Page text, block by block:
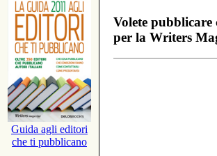
Guida agli editori
che ti pubblicano
Volete pubblicare
per la Writers